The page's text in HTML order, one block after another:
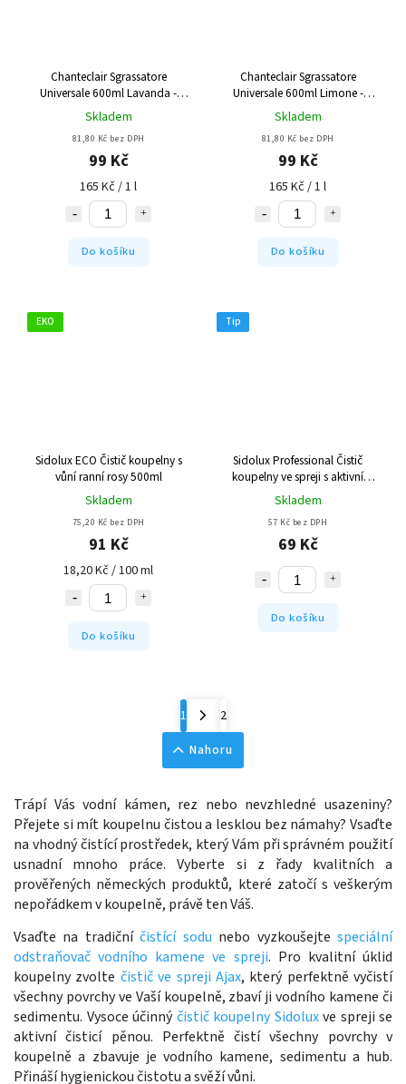
Chanteclair Sgrassatore
Universale 600ml Lavanda -
univ.čistič s rozprašovačem
Skladem
81,80 Kč bez DPH
99 Kč
165 Kč / 1 l
Do košíku
Chanteclair Sgrassatore
Universale 600ml Limone -
odmašťovač s rozprašovačem
Skladem
81,80 Kč bez DPH
99 Kč
165 Kč / 1 l
Do košíku
EKO
Sidolux ECO Čistič koupelny s
vůní ranní rosy 500ml
Skladem
75,20 Kč bez DPH
91 Kč
18,20 Kč / 100 ml
Do košíku
Tip
Sidolux Professional Čistič
koupelny ve spreji s aktivní
pěnou 500ml
Skladem
57 Kč bez DPH
69 Kč
Do košíku
1
2
Nahoru
Trápí Vás vodní kámen, rez nebo nevzhledné usazeniny?
Přejete si mít koupelnu čistou a lesklou bez námahy? Vsaďte
na vhodný čistící prostředek, který Vám při správném použití
usnadní mnoho práce. Vyberte si z řady kvalitních a
prověřených německých produktů, které zatočí s veškerým
nepořádkem v koupelně, právě ten Váš.
Vsaďte na tradičníčistící sodu nebo vyzkoušejtespeciální
odstraňovač vodního kamene ve spreji. Pro kvalitní úklid
koupelny zvolte čistič ve spreji Ajax, který perfektně vyčistí
všechny povrchy ve Vaší koupelně, zbaví ji vodního kamene či
sedimentu. Vysoce účinnýčistič koupelnySidoluxve spreji se
aktivní čisticí pěnou. Perfektně čistí všechny povrchy v
koupelně a zbavuje je vodního kamene, sedimentu a hub.
Přináší hygienickou čistotu a svěží vůni.